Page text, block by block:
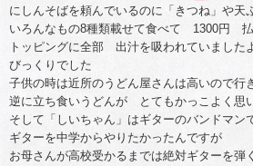
にしんそばを頼んでいるのに「きつね」や天
いろんなもの8種類載せて食べて 1300円
トッピングに全部 出汁を吸われていました
びっくりでした
子供の時は近所のうどん屋さんは高いので行
逆に立ち食いうどんが とてもかっこよく思
そして「しいちゃん」はギターのバンドマン
ギターを中学からやりたかったんですが
お母さんが高校受かるまでは絶対ギターを弾